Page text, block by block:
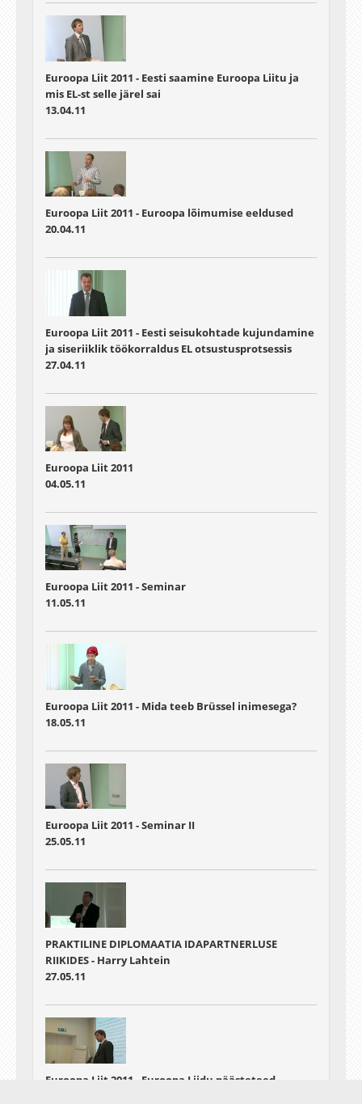
Euroopa Liit 2011 - Eesti saamine Euroopa Liitu ja
mis EL-st selle järel sai
13.04.11
Euroopa Liit 2011 - Euroopa lõimumise eeldused
20.04.11
Euroopa Liit 2011 - Eesti seisukohtade kujundamine
ja siseriiklik töökorraldus EL otsustusprotsessis
27.04.11
Euroopa Liit 2011
04.05.11
Euroopa Liit 2011 - Seminar
11.05.11
Euroopa Liit 2011 - Mida teeb Brüssel inimesega?
18.05.11
Euroopa Liit 2011 - Seminar II
25.05.11
PRAKTILINE DIPLOMAATIA IDAPARTNERLUSE
RIIKIDES - Harry Lahtein
27.05.11
Euroopa Liit 2011 - Euroopa Liidu päästeteed